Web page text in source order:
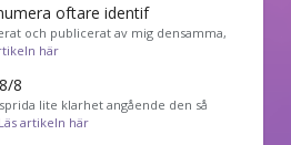
oftare identif
och publicerat av mig densamma,
här
8
lite klarhet angående den så
Läs artikeln här